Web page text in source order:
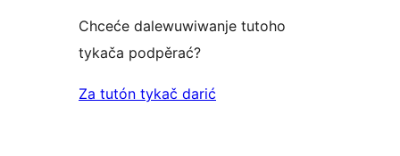
Chceće dalewuwiwanje tutoho
tykača podpěrać?
Za tutón tykač darić